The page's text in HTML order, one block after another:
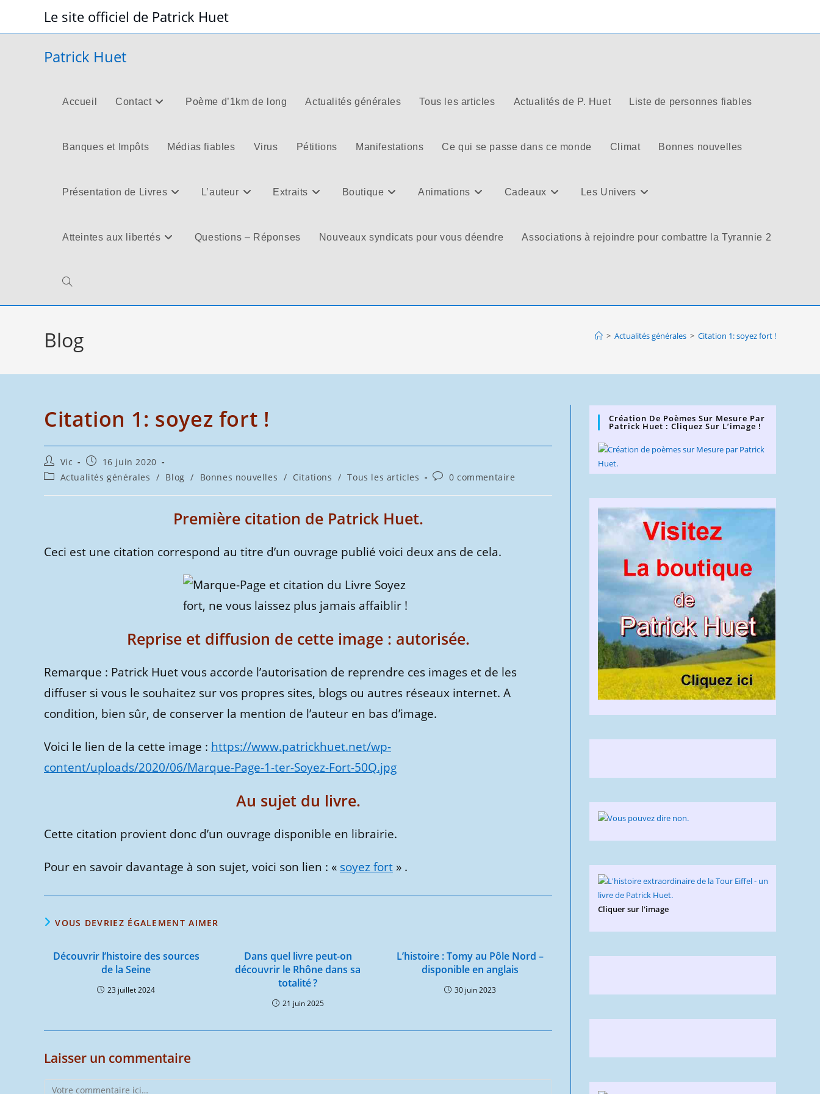
content
Le site officiel de Patrick Huet
Patrick Huet
Accueil Contact Poème d’1km de long Actualités générales Tous les articles Actualités de P. Huet Liste de personnes fiables
Banques et Impôts Médias fiables Virus Pétitions Manifestations Ce qui se passe dans ce monde Climat Bonnes nouvelles
Présentation de Livres L’auteur Extraits Boutique Animations Cadeaux Les Univers
Atteintes aux libertés Questions – Réponses Nouveaux syndicats pour vous déendre Associations à rejoindre pour combattre la Tyrannie 2
Toggle
search
Blog > Actualités générales > Citation 1: soyez fort !
Citation 1: soyez fort !
Auteur/autrice
de
la
publication :
Vic
Publication
publiée :
16 juin 2020
PostActualités générales / Blog / Bonnes nouvelles / Citations / Tous les articles
Commentaires
la
0 commentaire
Première citation de Patrick Huet.
Ceci est une citation correspond au titre d’un ouvrage publié voici deux ans de cela.
Reprise et diffusion de cette image : autorisée.
Remarque : Patrick Huet vous accorde l’autorisation de reprendre ces images et de les
diffuser si vous le souhaitez sur vos propres sites, blogs ou autres réseaux internet. A
condition, bien sûr, de conserver la mention de l’auteur en bas d’image.
Voici le lien de la cette image : https://www.patrickhuet.net/wp-
content/uploads/2020/06/Marque-Page-1-ter-Soyez-Fort-50Q.jpg
Au sujet du livre.
Cette citation provient donc d’un ouvrage disponible en librairie.
Pour en savoir davantage à son sujet, voici son lien : « soyez fort » .
VOUS DEVRIEZ ÉGALEMENT AIMER
Découvrir l’histoire des sources
de la Seine
23 juillet 2024
Dans quel livre peut-on
découvrir le Rhône dans sa
totalité ?
21 juin 2025
L’histoire : Tomy au Pôle Nord –
disponible en anglais
30 juin 2023
Laisser un commentaire
Comment
Création De Poèmes Sur Mesure Par
Patrick Huet : Cliquez Sur L’image !
Cliquer sur l'image